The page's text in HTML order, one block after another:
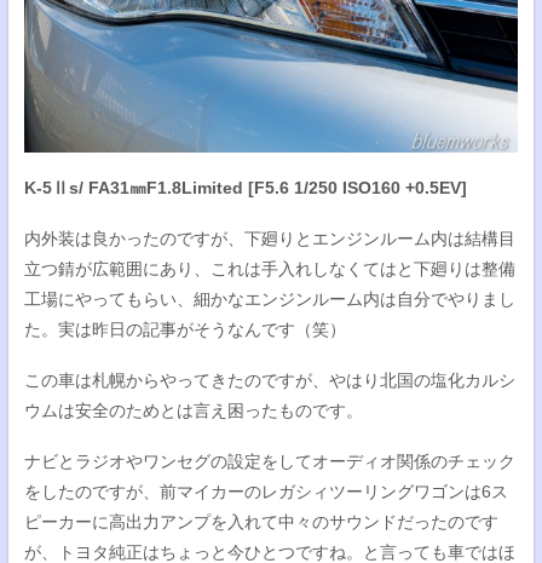
K-5Ⅱs/ FA31㎜F1.8Limited [F5.6 1/250 ISO160 +0.5EV]
内外装は良かったのですが、下廻りとエンジンルーム内は結構目
立つ錆が広範囲にあり、これは手入れしなくてはと下廻りは整備
工場にやってもらい、細かなエンジンルーム内は自分でやりまし
た。実は昨日の記事がそうなんです（笑）
この車は札幌からやってきたのですが、やはり北国の塩化カルシ
ウムは安全のためとは言え困ったものです。
ナビとラジオやワンセグの設定をしてオーディオ関係のチェック
をしたのですが、前マイカーのレガシィツーリングワゴンは6ス
ピーカーに高出力アンプを入れて中々のサウンドだったのです
が、トヨタ純正はちょっと今ひとつですね。と言っても車ではほ